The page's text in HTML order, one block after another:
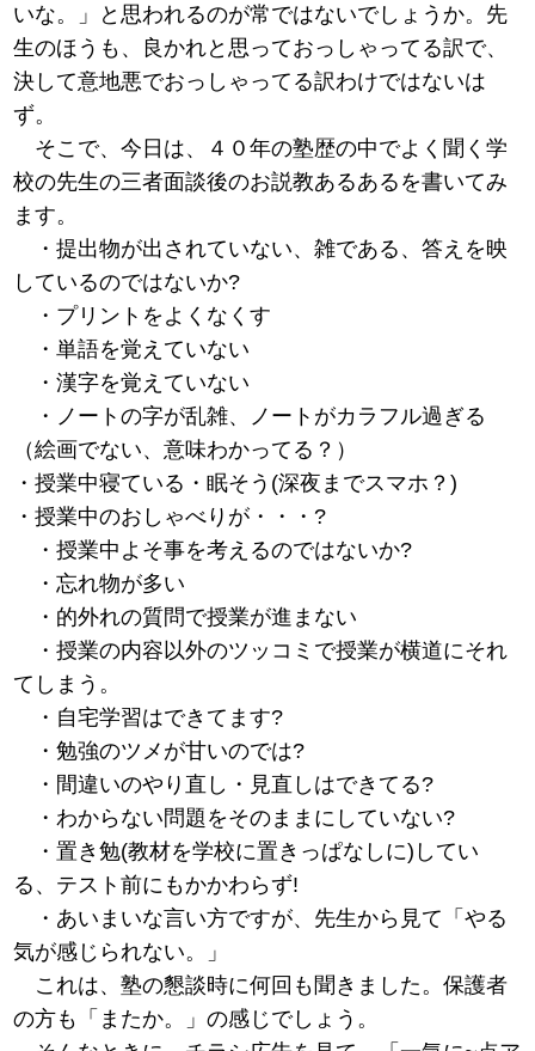
いな。」と思われるのが常ではないでしょうか。先
生のほうも、良かれと思っておっしゃってる訳で、
決して意地悪でおっしゃってる訳わけではないは
ず。
そこで、今日は、４０年の塾歴の中でよく聞く学
校の先生の三者面談後のお説教あるあるを書いてみ
ます。
・提出物が出されていない、雑である、答えを映
しているのではないか?
・プリントをよくなくす
・単語を覚えていない
・漢字を覚えていない
・ノートの字が乱雑、ノートがカラフル過ぎる
（絵画でない、意味わかってる？）
・授業中寝ている・眠そう(深夜までスマホ？)
・授業中のおしゃべりが・・・?
・授業中よそ事を考えるのではないか?
・忘れ物が多い
・的外れの質問で授業が進まない
・授業の内容以外のツッコミで授業が横道にそれ
てしまう。
・自宅学習はできてます?
・勉強のツメが甘いのでは?
・間違いのやり直し・見直しはできてる?
・わからない問題をそのままにしていない?
・置き勉(教材を学校に置きっぱなしに)してい
る、テスト前にもかかわらず!
・あいまいな言い方ですが、先生から見て「やる
気が感じられない。」
これは、塾の懇談時に何回も聞きました。保護者
の方も「またか。」の感じでしょう。